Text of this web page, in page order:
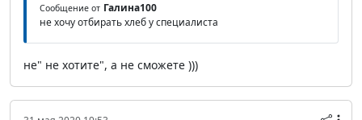
Сообщение от Галина100
не хочу отбирать хлеб у специалиста
не" не хотите", а не сможете )))